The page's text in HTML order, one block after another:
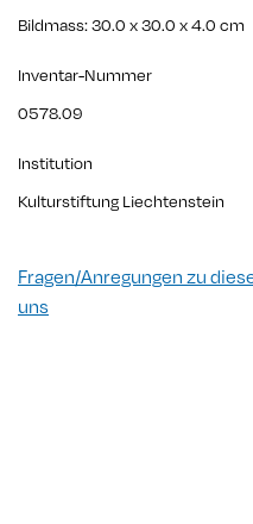
Bildmass: 30.0 x 30.0 x 4.0 cm
Inventar-Nummer
0578.09
Institution
Kulturstiftung Liechtenstein
Fragen/Anregungen zu
uns